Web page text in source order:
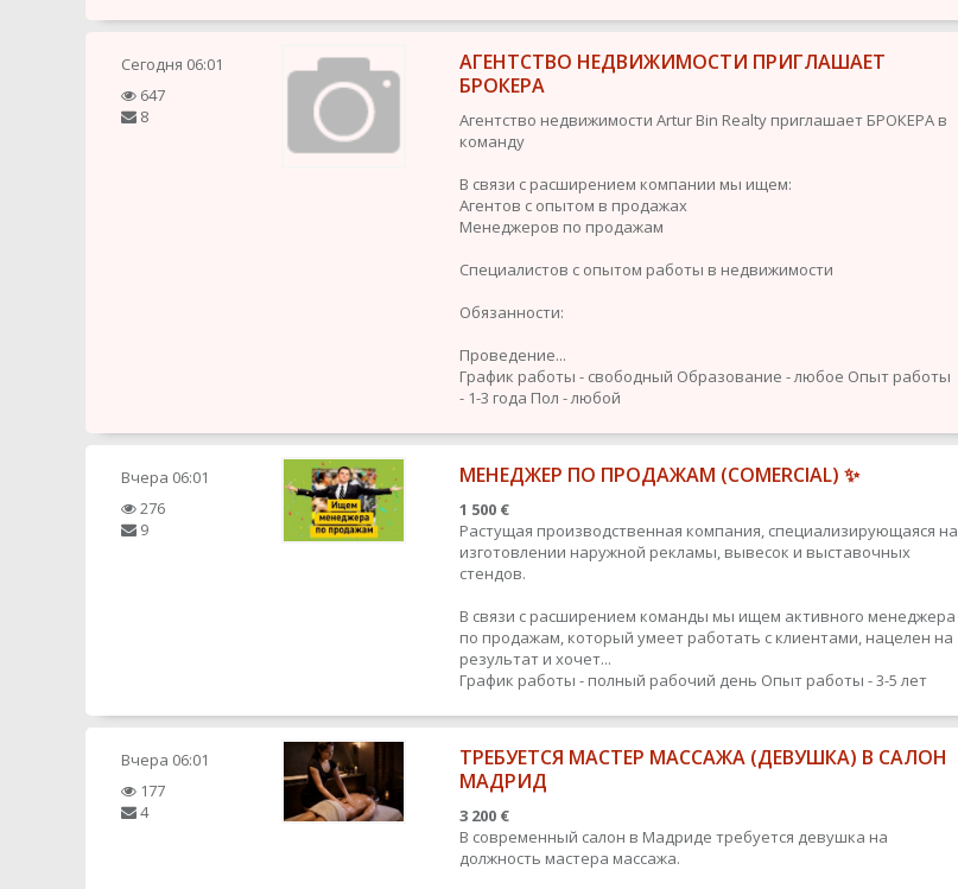
Сегодня 06:01
647
8
АГЕНТСТВО НЕДВИЖИМОСТИ ПРИГЛАШАЕТ
БРОКЕРА
Агентство недвижимости Artur Bin Realty приглашает БРОКЕРА в
команду
В связи с расширением компании мы ищем:
Агентов с опытом в продажах
Менеджеров по продажам
Специалистов с опытом работы в недвижимости
Обязанности:
Проведение...
График работы - свободный Образование - любое Опыт работы
- 1-3 года Пол - любой
Вчера 06:01
276
9
МЕНЕДЖЕР ПО ПРОДАЖАМ (COMERCIAL) ✨
1 500 €
Растущая производственная компания, специализирующаяся на
изготовлении наружной рекламы, вывесок и выставочных
стендов.
В связи с расширением команды мы ищем активного менеджера
по продажам, который умеет работать с клиентами, нацелен на
результат и хочет...
График работы - полный рабочий день Опыт работы - 3-5 лет
Вчера 06:01
177
4
ТРЕБУЕТСЯ МАСТЕР МАССАЖА (ДЕВУШКА) В САЛОН
МАДРИД
3 200 €
В современный салон в Мадриде требуется девушка на
должность мастера массажа.